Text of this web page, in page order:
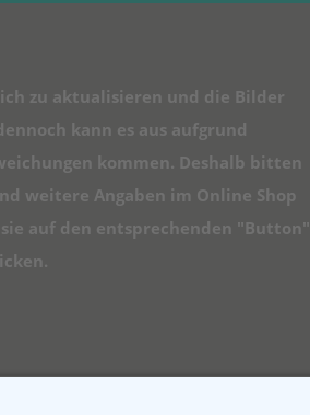
zu aktualisieren und die Bilder
kann es aus aufgrund
kommen. Deshalb bitten
weitere Angaben im Online Shop
auf den entsprechenden "Button"